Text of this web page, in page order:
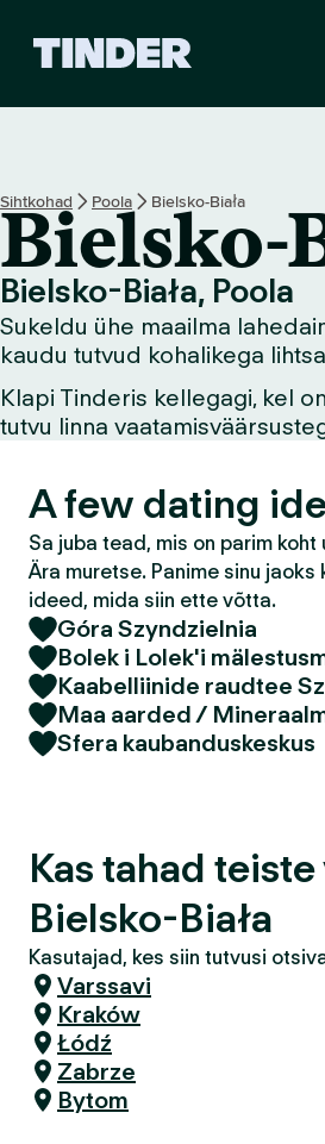
i
a
v
l
e
h
Sihtkohad Poola Bielsko-Biała
Bielsko-
Bielsko-Biała, Poola
Sukeldu ühe maailma
kaudu tutvud kohalikega
Klapi Tinderis kellegagi, kel
tutvu linna
A few dating
Sa juba tead, mis on parim
Ära muretse. Panime sinu
ideed, mida siin ette võtta.
Góra Szyndzielnia
Bolek i Lolek'i
Kaabelliinide raudtee
Maa aarded /
Sfera kaubanduskeskus
Kas tahad
Bielsko-Biała
Kasutajad, kes siin tutvusi
Varssavi
Kraków
Łódź
Zabrze
Bytom